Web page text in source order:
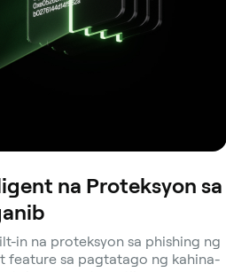
na Proteksyon sa
in na proteksyon sa phishing ng
feature sa pagtatago ng kahina-